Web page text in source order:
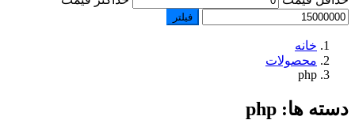
فیلتر
خانه
محصولات
php
دسته ها: php